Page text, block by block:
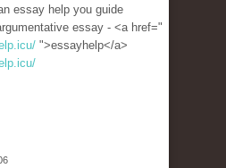
essay help you guide
essay - <a href="
">essayhelp</a>